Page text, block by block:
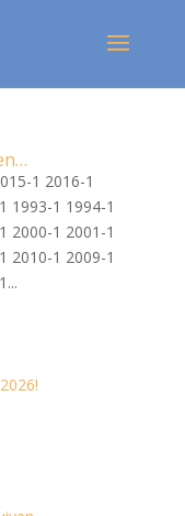
1 2016-1
1993-1 1994-1
2000-1 2001-1
2010-1 2009-1